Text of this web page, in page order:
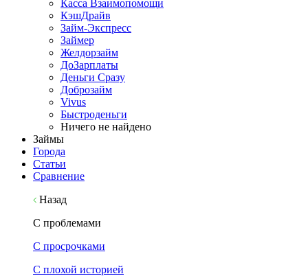
Касса Взаимопомощи
КэшДрайв
Займ-Экспресс
Займер
Желдорзайм
ДоЗарплаты
Деньги Сразу
Доброзайм
Vivus
Быстроденьги
Ничего не найдено
Займы
Города
Статьи
Сравнение
Назад
С проблемами
С просрочками
С плохой историей